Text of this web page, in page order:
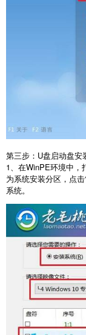
第三步： U盘启动盘安
1、在WinPE环境中，
为系统安装分区，点
系统。